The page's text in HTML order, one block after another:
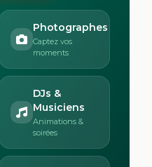
Photographes
Captez vos
moments
DJs &
Musiciens
Animations &
soirées